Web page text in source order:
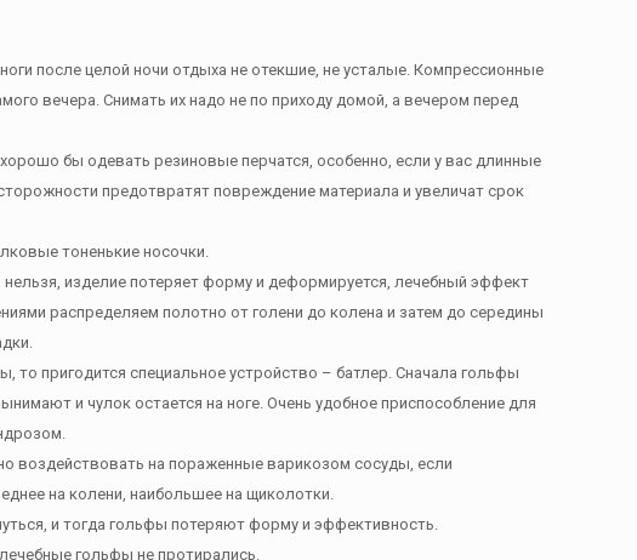
после целой ночи отдыха не отекшие, не усталые. Компрессионные
вечера. Снимать их надо не по приходу домой, а вечером перед
бы одевать резиновые перчатся, особенно, если у вас длинные
предотвратят повреждение материала и увеличат срок
тоненькие носочки.
нельзя, изделие потеряет форму и деформируется, лечебный эффект
распределяем полотно от голени до колена и затем до середины
то пригодится специальное устройство – батлер. Сначала гольфы
и чулок остается на ноге. Очень удобное приспособление для
воздействовать на пораженные варикозом сосуды, если
на колени, наибольшее на щиколотки.
и тогда гольфы потеряют форму и эффективность.
гольфы не протирались.